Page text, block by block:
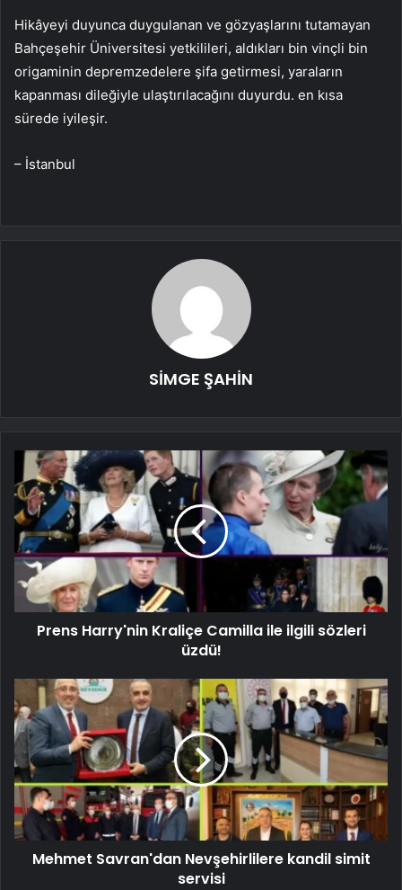
Hikâyeyi duyunca duygulanan ve gözyaşlarını tutamayan
Bahçeşehir Üniversitesi yetkilileri, aldıkları bin vinçli bin
origaminin depremzedelere şifa getirmesi, yaraların
kapanması dileğiyle ulaştırılacağını duyurdu. en kısa
sürede iyileşir.
– İstanbul
SİMGE ŞAHİN
Prens Harry'nin Kraliçe Camilla ile ilgili sözleri
üzdü!
Mehmet Savran'dan Nevşehirlilere kandil simit
servisi